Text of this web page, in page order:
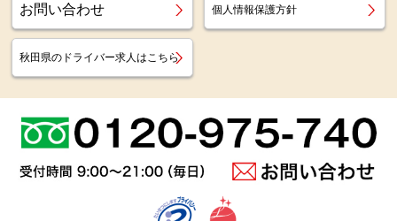
お問い合わせ 個人情報保護方針
秋田県のドライバー求人はこちら